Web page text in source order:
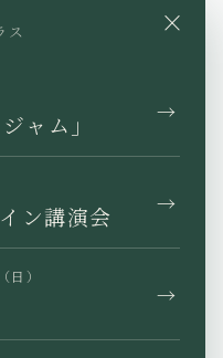
Facebook
TW
×
ス
ャム」 →
ン講演会 →
）
→